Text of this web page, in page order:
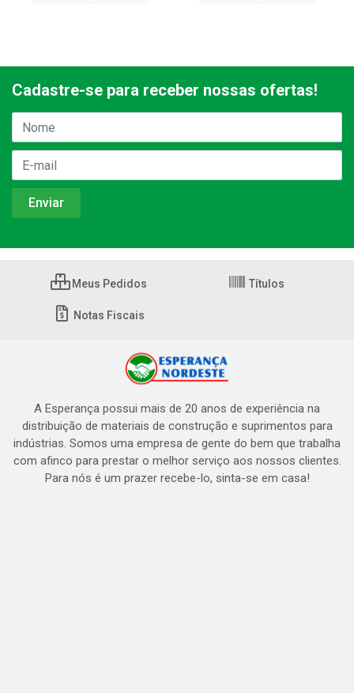
Cadastre-se para receber nossas ofertas!
Meus Pedidos Títulos
Notas Fiscais
A Esperança possui mais de 20 anos de experiência na
distribuição de materiais de construção e suprimentos para
indústrias. Somos uma empresa de gente do bem que trabalha
com afinco para prestar o melhor serviço aos nossos clientes.
Para nós é um prazer recebe-lo, sinta-se em casa!